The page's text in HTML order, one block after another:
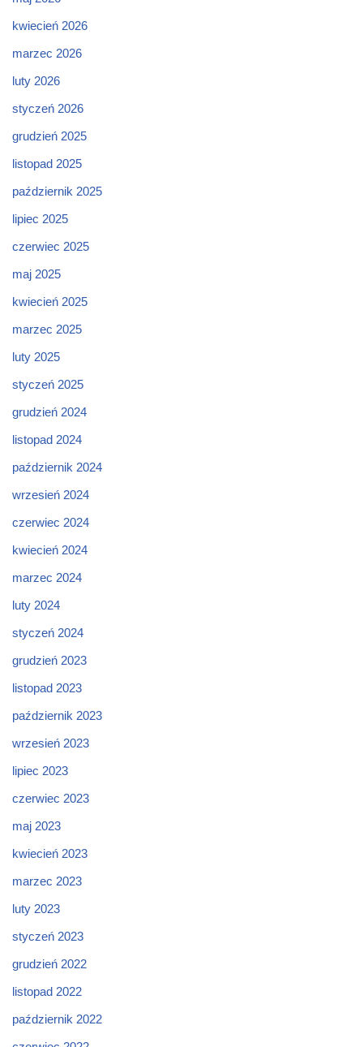
kwiecień 2026
marzec 2026
luty 2026
styczeń 2026
grudzień 2025
listopad 2025
październik 2025
lipiec 2025
czerwiec 2025
maj 2025
kwiecień 2025
marzec 2025
luty 2025
styczeń 2025
grudzień 2024
listopad 2024
październik 2024
wrzesień 2024
czerwiec 2024
kwiecień 2024
marzec 2024
luty 2024
styczeń 2024
grudzień 2023
listopad 2023
październik 2023
wrzesień 2023
lipiec 2023
czerwiec 2023
maj 2023
kwiecień 2023
marzec 2023
luty 2023
styczeń 2023
grudzień 2022
listopad 2022
październik 2022